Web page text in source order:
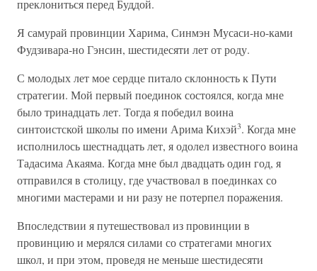
преклониться перед Буддой.
Я самурай провинции Харима, Синмэн Мусаси-но-ками
Фудзивара-но Гэнсин, шестидесяти лет от роду.
С молодых лет мое сердце питало склонность к Пути
стратегии. Мой первый поединок состоялся, когда мне
было тринадцать лет. Тогда я победил воина
синтоистской школы по имени Арима Кихэй3. Когда мне
исполнилось шестнадцать лет, я одолел известного воина
Тадасима Акаяма. Когда мне был двадцать один год, я
отправился в столицу, где участвовал в поединках со
многими мастерами и ни разу не потерпел поражения.
Впоследствии я путешествовал из провинции в
провинцию и мерялся силами со стратегами многих
школ, и при этом, проведя не меньше шестидесяти